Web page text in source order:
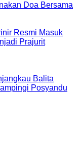
Doa Bersama
Resmi Masuk
Prajurit
Balita
Posyandu